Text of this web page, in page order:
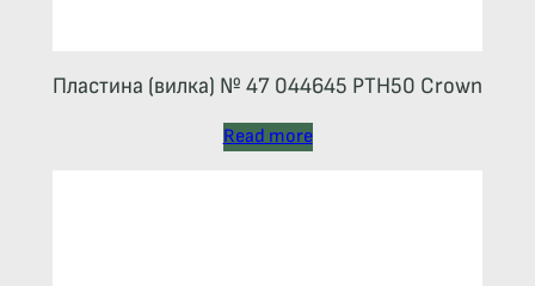
Пластина (вилка) № 47 044645 РТН50 Crown
Read more